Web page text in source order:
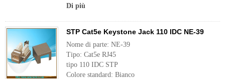
Di più
STP Cat5e Keystone Jack 110 IDC NE-39
Nome di parte: NE-39
Tipo: Cat5e RJ45
tipo 110 IDC STP
Colore standard: Bianco